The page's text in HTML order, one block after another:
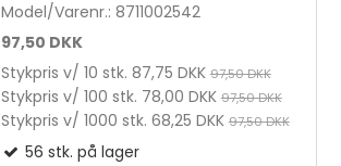
Model/Varenr.: 8711002542
97,50 DKK
Stykpris v/ 10 stk. 87,75 DKK 97,50 DKK
Stykpris v/ 100 stk. 78,00 DKK 97,50 DKK
Stykpris v/ 1000 stk. 68,25 DKK 97,50 DKK
56 stk. på lager